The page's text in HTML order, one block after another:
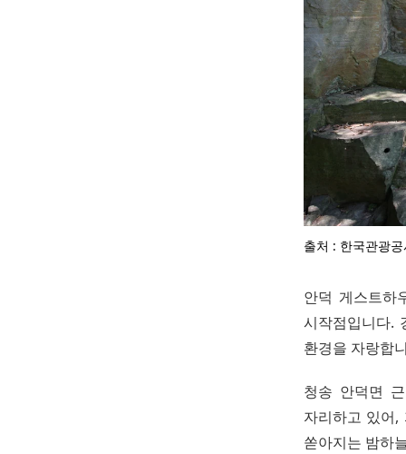
출처 : 한국관광
안덕 게스트하
시작점입니다.
환경을 자랑합
청송 안덕면
자리하고 있어
쏟아지는 밤하